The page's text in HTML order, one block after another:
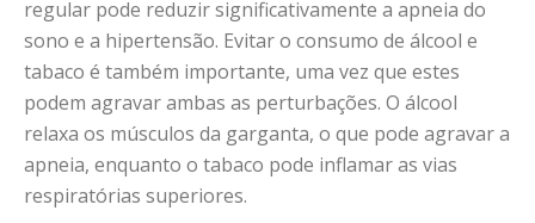
regular pode reduzir significativamente a apneia do
sono e a hipertensão. Evitar o consumo de álcool e
tabaco é também importante, uma vez que estes
podem agravar ambas as perturbações. O álcool
relaxa os músculos da garganta, o que pode agravar a
apneia, enquanto o tabaco pode inflamar as vias
respiratórias superiores.